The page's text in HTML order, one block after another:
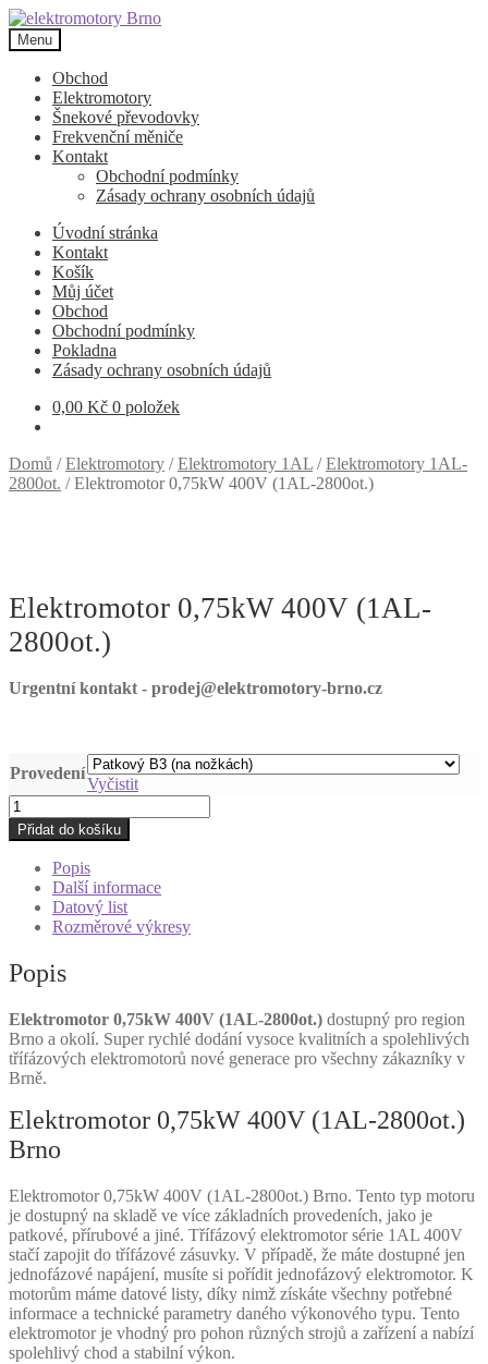
Přeskočit
na
navigaci
Přejít
k
obsahu
webu
Menu
Obchod
Elektromotory
Šnekové převodovky
Frekvenční měniče
Kontakt
Obchodní podmínky
Zásady ochrany osobních údajů
Úvodní stránka
Kontakt
Košík
Můj účet
Obchod
Obchodní podmínky
Pokladna
Zásady ochrany osobních údajů
0,00 Kč 0 položek
Domů /Elektromotory /Elektromotory 1AL /Elektromotory 1AL-
2800ot. /Elektromotor 0,75kW 400V (1AL-2800ot.)
Elektromotor 0,75kW 400V (1AL-
2800ot.)
Urgentní kontakt - prodej@elektromotory-brno.cz
Provedení
Vyčistit
Elektromotor
0,75kW
400V
(1AL-
2800ot.)
množství
Přidat do košíku
Popis
Další informace
Datový list
Rozměrové výkresy
Popis
Elektromotor 0,75kW 400V (1AL-2800ot.) dostupný pro region
Brno a okolí. Super rychlé dodání vysoce kvalitních a spolehlivých
třífázových elektromotorů nové generace pro všechny zákazníky v
Brně.
Elektromotor 0,75kW 400V (1AL-2800ot.)
Brno
Elektromotor 0,75kW 400V (1AL-2800ot.) Brno. Tento typ motoru
je dostupný na skladě ve více základních provedeních, jako je
patkové, přírubové a jiné. Třífázový elektromotor série 1AL 400V
stačí zapojit do třífázové zásuvky. V případě, že máte dostupné jen
jednofázové napájení, musíte si pořídit jednofázový elektromotor. K
motorům máme datové listy, díky nimž získáte všechny potřebné
informace a technické parametry daného výkonového typu. Tento
elektromotor je vhodný pro pohon různých strojů a zařízení a nabízí
spolehlivý chod a stabilní výkon.